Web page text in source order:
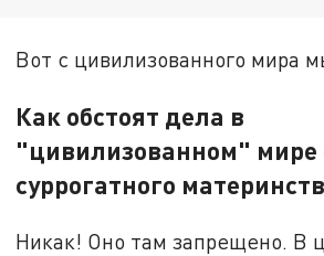
Вот с цивилизованного мира
Как обстоят дела в
"цивилизованном" мире
суррогатного
Никак! Оно там запрещено. В